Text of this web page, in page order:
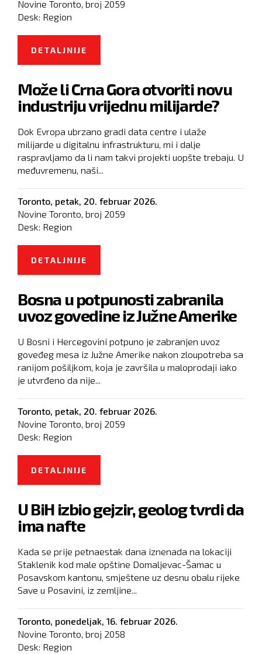
Novine Toronto, broj 2059
Desk: Region
DETALJNIJE
PROJEKTIMA RS-A?
Može li Crna Gora otvoriti novu
industriju vrijednu milijarde?
Dok Evropa ubrzano gradi data centre i ulaže
milijarde u digitalnu infrastrukturu, mi i dalje
raspravljamo da li nam takvi projekti uopšte trebaju. U
međuvremenu, naši...
Toronto, petak, 20. februar 2026.
Novine Toronto, broj 2059
Desk: Region
DETALJNIJE
MILIJARDE?
Bosna u potpunosti zabranila
uvoz govedine iz Južne Amerike
U Bosni i Hercegovini potpuno je zabranjen uvoz
goveđeg mesa iz Južne Amerike nakon zloupotreba sa
ranijom pošiljkom, koja je završila u maloprodaji iako
je utvrđeno da nije...
Toronto, petak, 20. februar 2026.
Novine Toronto, broj 2059
Desk: Region
DETALJNIJE
JUŽNE AMERIKE
U BiH izbio gejzir, geolog tvrdi da
ima nafte
Kada se prije petnaestak dana iznenada na lokaciji
Staklenik kod male opštine Domaljevac-Šamac u
Posavskom kantonu, smještene uz desnu obalu rijeke
Save u Posavini, iz zemljine...
Toronto, ponedeljak, 16. februar 2026.
Novine Toronto, broj 2058
Desk: Region